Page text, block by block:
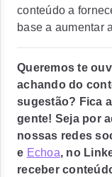
conteúdo a
base a aumentar
Queremos te
achando do
sugestão? Fica
gente! Seja por
nossas redes
e Echoa, no
receber